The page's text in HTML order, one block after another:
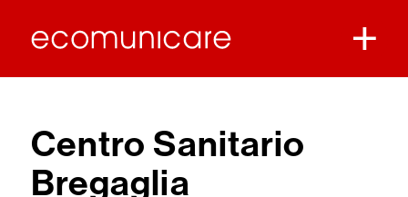
Centro Sanitario
Bregaglia